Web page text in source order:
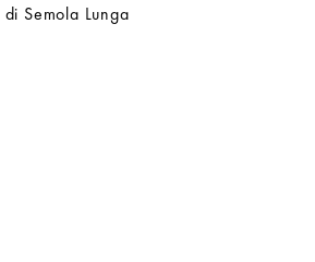
di Semola Lunga